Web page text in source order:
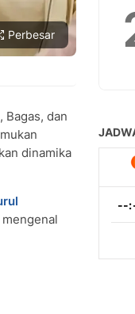
Perbesar
Bagas, dan
dinamika